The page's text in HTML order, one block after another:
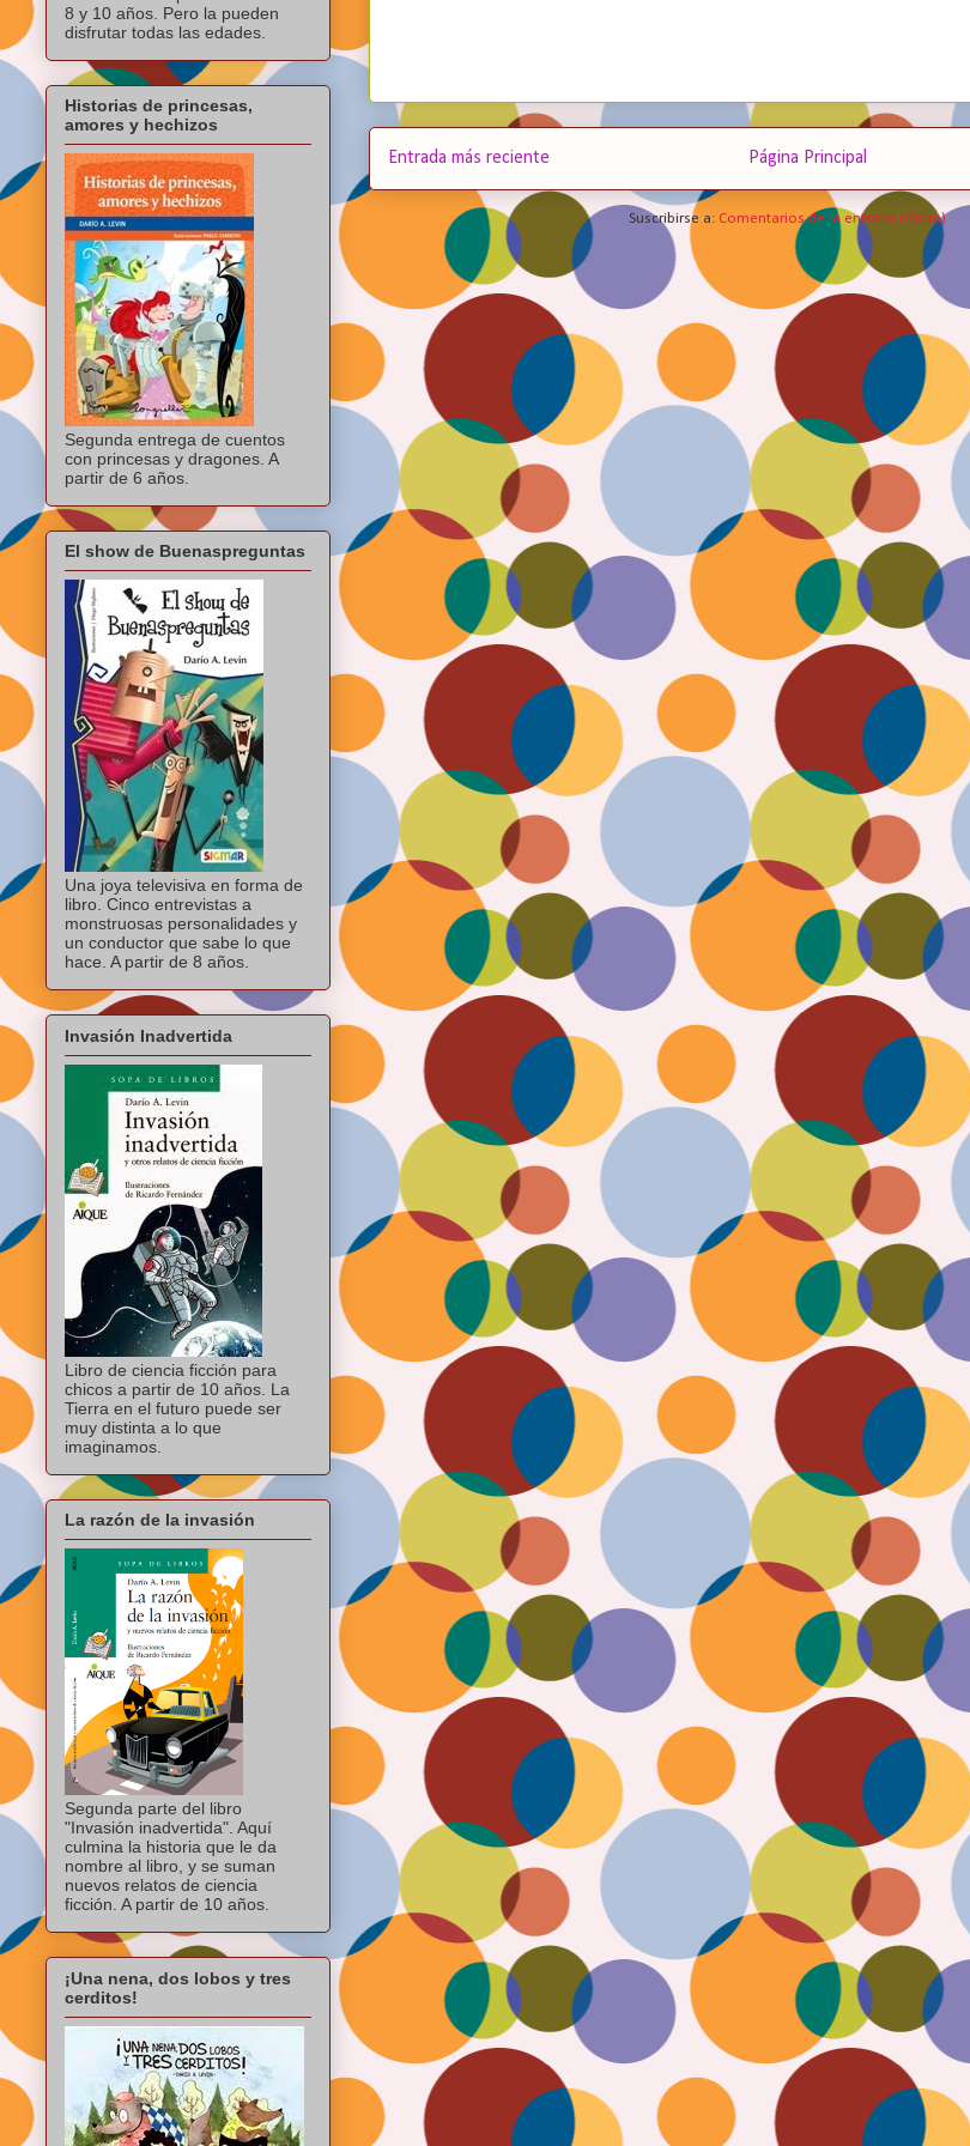
Entrada más reciente Página Principal
Suscribirse a: Comentarios de la entrada (Atom)
8 y 10 años. Pero la pueden
disfrutar todas las edades.
Historias de princesas,
amores y hechizos
Segunda entrega de cuentos
con princesas y dragones. A
partir de 6 años.
El show de Buenaspreguntas
Una joya televisiva en forma de
libro. Cinco entrevistas a
monstruosas personalidades y
un conductor que sabe lo que
hace. A partir de 8 años.
Invasión Inadvertida
Libro de ciencia ficción para
chicos a partir de 10 años. La
Tierra en el futuro puede ser
muy distinta a lo que
imaginamos.
La razón de la invasión
Segunda parte del libro
"Invasión inadvertida". Aquí
culmina la historia que le da
nombre al libro, y se suman
nuevos relatos de ciencia
ficción. A partir de 10 años.
¡Una nena, dos lobos y tres
cerditos!